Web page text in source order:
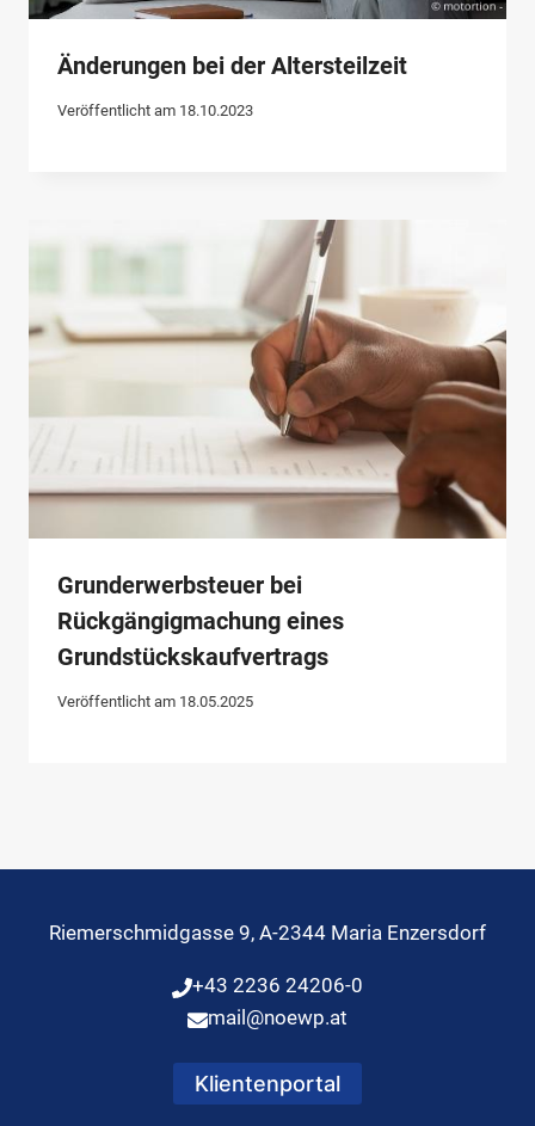
Änderungen bei der Altersteilzeit
Veröffentlicht am 18.10.2023
Grunderwerbsteuer bei
Rückgängigmachung eines
Grundstückskaufvertrags
Veröffentlicht am 18.05.2025
Riemerschmidgasse 9, A-2344 Maria Enzersdorf
+43 2236 24206-0
mail@noewp.at
Klientenportal